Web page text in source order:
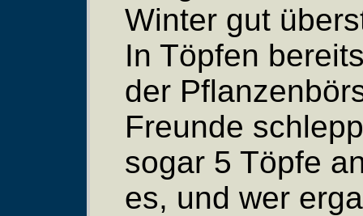
Winter gut
In Töpfen
der
Freunde
sogar 5 Töpfe
es, und wer